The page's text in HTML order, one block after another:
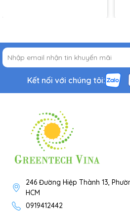
Kết nối với chúng tôi:
246 Đường Hiệp Thành 13,
HCM
0919412442